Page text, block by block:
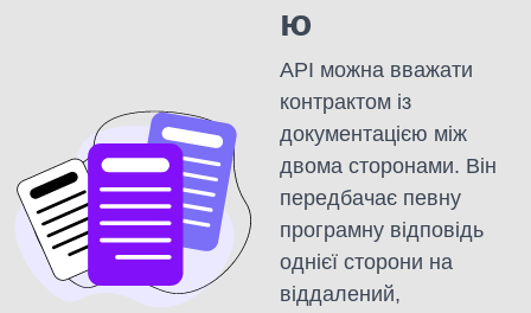
ю
API можна вважати
контрактом із
документацією між
двома сторонами. Він
передбачає певну
програмну відповідь
однієї сторони на
віддалений,